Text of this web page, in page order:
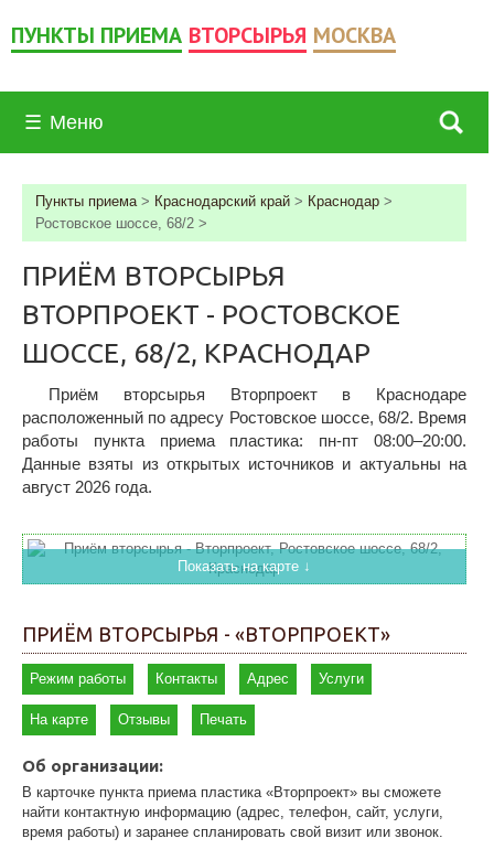
ПУНКТЫ ПРИЕМА ВТОРСЫРЬЯ МОСКВА
☰ Меню
Пункты приема> Краснодарский край > Краснодар >
Ростовское шоссе, 68/2 >
ПРИЁМ ВТОРСЫРЬЯ
ВТОРПРОЕКТ - РОСТОВСКОЕ
ШОССЕ, 68/2, КРАСНОДАР
Приём вторсырья Вторпроект в Краснодаре
расположенный по адресу Ростовское шоссе, 68/2. Время
работы пункта приема пластика: пн-пт 08:00–20:00.
Данные взяты из открытых источников и актуальны на
август 2026 года.
Показать на карте ↓
ПРИЁМ ВТОРСЫРЬЯ - «ВТОРПРОЕКТ»
Режим работы Контакты Адрес Услуги
На карте Отзывы Печать
Об организации:
В карточке пункта приема пластика «Вторпроект» вы сможете
найти контактную информацию (адрес, телефон, сайт, услуги,
время работы) и заранее спланировать свой визит или звонок.